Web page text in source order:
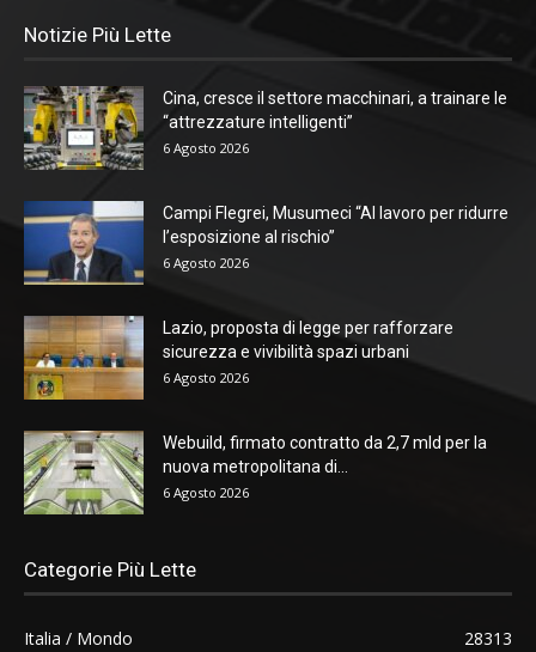
Notizie Più Lette
Cina, cresce il settore macchinari, a trainare le
“attrezzature intelligenti”
6 Agosto 2026
Campi Flegrei, Musumeci “Al lavoro per ridurre
l’esposizione al rischio”
6 Agosto 2026
Lazio, proposta di legge per rafforzare
sicurezza e vivibilità spazi urbani
6 Agosto 2026
Webuild, firmato contratto da 2,7 mld per la
nuova metropolitana di...
6 Agosto 2026
Categorie Più Lette
Italia / Mondo
28313